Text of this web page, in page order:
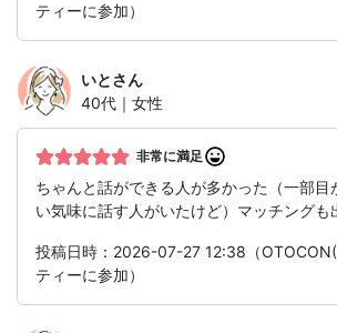
ティーに参加）
いとさん
40代｜女性
非常に満足
ちゃんと話ができる人が多かった（一部目
い気味に話す人がいたけど）マッチングも
投稿日時：2026-07-27 12:38（
ティーに参加）